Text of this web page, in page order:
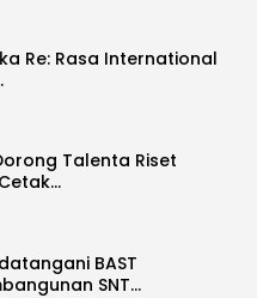
Re: Rasa International
Talenta Riset
BAST
SNT…